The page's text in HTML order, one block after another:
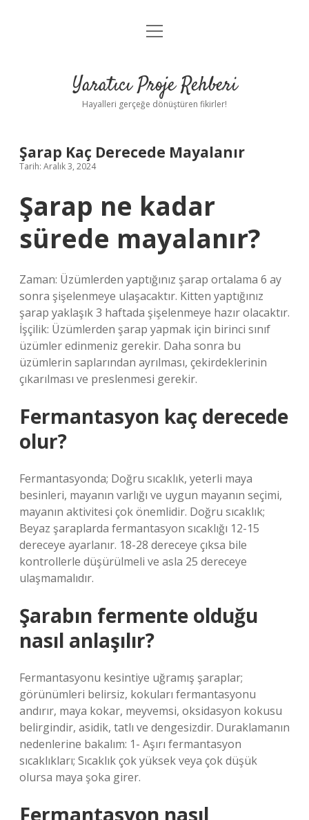
Anasayfa
Yasal Uyarı
menüyü
Yaratıcı Proje Rehberi
Hayalleri gerçeğe dönüştüren fikirler!
Şarap Kaç Derecede Mayalanır
Tarih: Aralık 3, 2024
Şarap ne kadar
sürede mayalanır?
Zaman: Üzümlerden yaptığınız şarap ortalama 6 ay
sonra şişelenmeye ulaşacaktır. Kitten yaptığınız
şarap yaklaşık 3 haftada şişelenmeye hazır olacaktır.
İşçilik: Üzümlerden şarap yapmak için birinci sınıf
üzümler edinmeniz gerekir. Daha sonra bu
üzümlerin saplarından ayrılması, çekirdeklerinin
çıkarılması ve preslenmesi gerekir.
Fermantasyon kaç derecede
olur?
Fermantasyonda; Doğru sıcaklık, yeterli maya
besinleri, mayanın varlığı ve uygun mayanın seçimi,
mayanın aktivitesi çok önemlidir. Doğru sıcaklık;
Beyaz şaraplarda fermantasyon sıcaklığı 12-15
dereceye ayarlanır. 18-28 dereceye çıksa bile
kontrollerle düşürülmeli ve asla 25 dereceye
ulaşmamalıdır.
Şarabın fermente olduğu
nasıl anlaşılır?
Fermantasyonu kesintiye uğramış şaraplar;
görünümleri belirsiz, kokuları fermantasyonu
andırır, maya kokar, meyvemsi, oksidasyon kokusu
belirgindir, asidik, tatlı ve dengesizdir. Duraklamanın
nedenlerine bakalım: 1- Aşırı fermantasyon
sıcaklıkları; Sıcaklık çok yüksek veya çok düşük
olursa maya şoka girer.
Fermantasyon nasıl